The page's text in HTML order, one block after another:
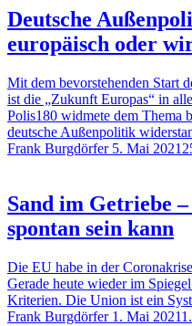
Deutsche
europäisch oder
Mit dem bevorstehenden Start
ist die „Zukunft Europas“ in
Polis180 widmete dem Thema
deutsche Außenpolitik
Frank Burgdörfer 5. Mai 2021
Sand im Getriebe
spontan sein kann
Die EU habe in der
Gerade heute wieder im
Kriterien. Die Union ist ein
Frank Burgdörfer 1. Mai 2021